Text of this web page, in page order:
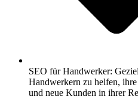
SEO für Handwerker:
Handwerkern zu helfen,
und neue Kunden in ihrer